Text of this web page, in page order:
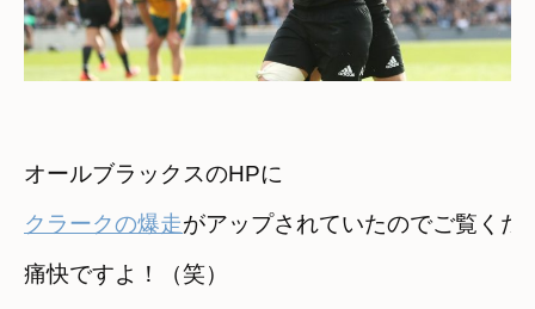
クラークの爆走がアップされていたのでご覧くだ
痛快ですよ！（笑）